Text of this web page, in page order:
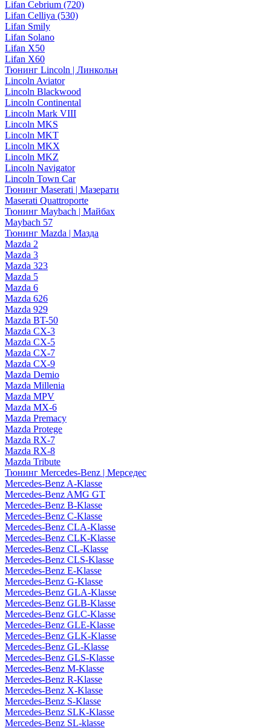
Lifan Cebrium (720)
Lifan Celliya (530)
Lifan Smily
Lifan Solano
Lifan X50
Lifan X60
Тюнинг Lincoln | Линкольн
Lincoln Aviator
Lincoln Blackwood
Lincoln Continental
Lincoln Mark VIII
Lincoln MKS
Lincoln MKT
Lincoln MKX
Lincoln MKZ
Lincoln Navigator
Lincoln Town Car
Тюнинг Maserati | Мазерати
Maserati Quattroporte
Тюнинг Maybach | Майбах
Maybach 57
Тюнинг Mazda | Мазда
Mazda 2
Mazda 3
Mazda 323
Mazda 5
Mazda 6
Mazda 626
Mazda 929
Mazda BT-50
Mazda CX-3
Mazda CX-5
Mazda CX-7
Mazda CX-9
Mazda Demio
Mazda Millenia
Mazda MPV
Mazda MX-6
Mazda Premacy
Mazda Protege
Mazda RX-7
Mazda RX-8
Mazda Tribute
Тюнинг Mercedes-Benz | Мерседес
Mercedes-Benz A-Klasse
Mercedes-Benz AMG GT
Mercedes-Benz B-Klasse
Mercedes-Benz C-Klasse
Mercedes-Benz CLA-Klasse
Mercedes-Benz CLK-Klasse
Mercedes-Benz CL-Klasse
Mercedes-Benz CLS-Klasse
Mercedes-Benz E-Klasse
Mercedes-Benz G-Klasse
Mercedes-Benz GLA-Klasse
Mercedes-Benz GLB-Klasse
Mercedes-Benz GLC-Klasse
Mercedes-Benz GLE-Klasse
Mercedes-Benz GLK-Klasse
Mercedes-Benz GL-Klasse
Mercedes-Benz GLS-Klasse
Mercedes-Benz M-Klasse
Mercedes-Benz R-Klasse
Mercedes-Benz X-Klasse
Mercedes-Benz S-Klasse
Mercedes-Benz SLK-Klasse
Mercedes-Benz SL-klasse